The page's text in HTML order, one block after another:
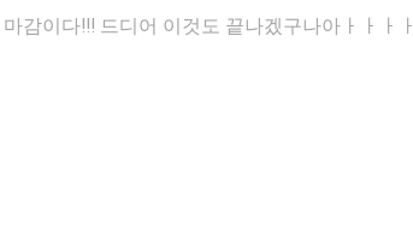
감이다!!! 드디어 이것도 끝나겠구나아ㅏㅏㅏㅏ